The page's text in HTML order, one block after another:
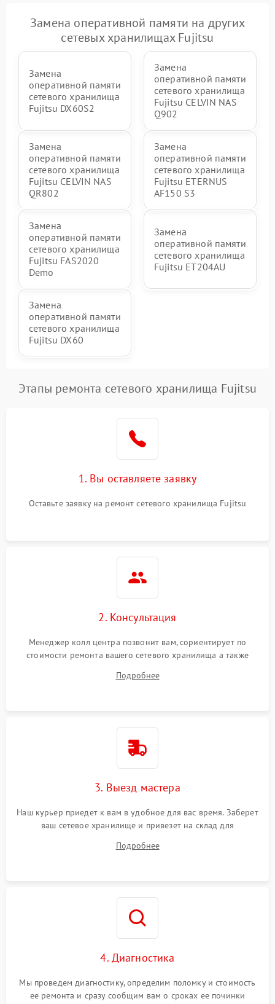
Замена оперативной памяти на других
сетевых хранилищах Fujitsu
Замена
оперативной памяти
сетевого хранилища
Fujitsu DX60S2
Замена
оперативной памяти
сетевого хранилища
Fujitsu CELVIN NAS
Q902
Замена
оперативной памяти
сетевого хранилища
Fujitsu CELVIN NAS
QR802
Замена
оперативной памяти
сетевого хранилища
Fujitsu ETERNUS
AF150 S3
Замена
оперативной памяти
сетевого хранилища
Fujitsu FAS2020
Demo
Замена
оперативной памяти
сетевого хранилища
Fujitsu ET204AU
Замена
оперативной памяти
сетевого хранилища
Fujitsu DX60
Этапы ремонта сетевого хранилища Fujitsu
1. Вы оставляете заявку
Оставьте заявку на ремонт сетевого хранилища Fujitsu
2. Консультация
Менеджер колл центра позвонит вам, сориентирует по
стоимости ремонта вашего сетевого хранилища а также
Подробнее
3. Выезд мастера
Наш курьер приедет к вам в удобное для вас время. Заберет
ваш сетевое хранилище и привезет на склад для
Подробнее
4. Диагностика
Мы проведем диагностику, определим поломку и стоимость
ее ремонта и сразу сообщим вам о сроках ее починки